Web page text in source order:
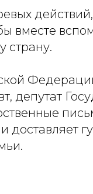
вместе
страну.
депутат
доставляет